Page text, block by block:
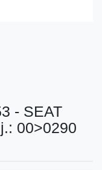
- SEAT
00>0290